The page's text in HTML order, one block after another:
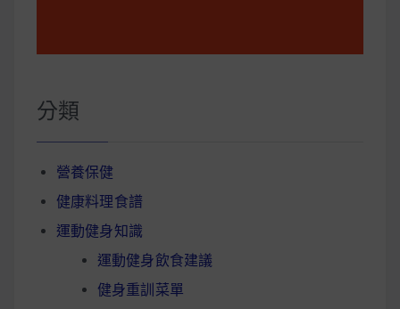
分類
營養保健
健康料理食譜
運動健身知識
運動健身飲食建議
健身重訓菜單